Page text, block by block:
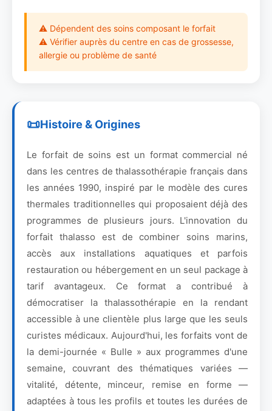
⚠ Dépendent des soins composant le forfait
⚠ Vérifier auprès du centre en cas de grossesse,
allergie ou problème de santé
Histoire & Origines
Le forfait de soins est un format commercial né
dans les centres de thalassothérapie français dans
les années 1990, inspiré par le modèle des cures
thermales traditionnelles qui proposaient déjà des
programmes de plusieurs jours. L'innovation du
forfait thalasso est de combiner soins marins,
accès aux installations aquatiques et parfois
restauration ou hébergement en un seul package à
tarif avantageux. Ce format a contribué à
démocratiser la thalassothérapie en la rendant
accessible à une clientèle plus large que les seuls
curistes médicaux. Aujourd'hui, les forfaits vont de
la demi-journée « Bulle » aux programmes d'une
semaine, couvrant des thématiques variées —
vitalité, détente, minceur, remise en forme —
adaptées à tous les profils et toutes les durées de